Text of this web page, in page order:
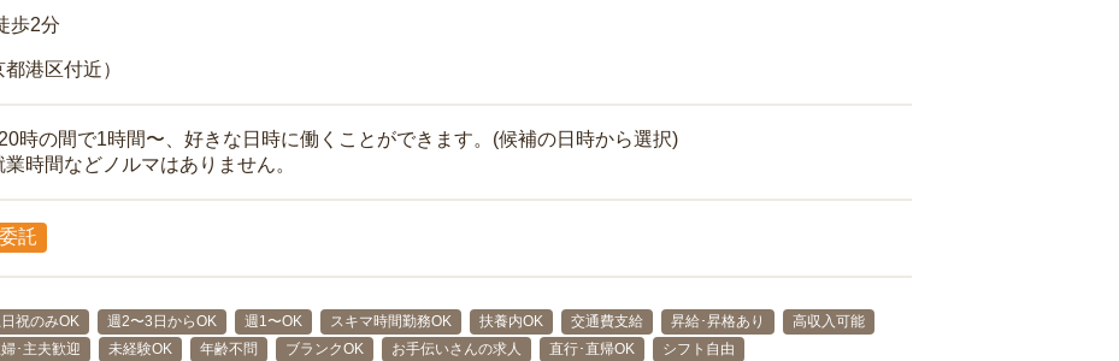
歩2分
都港区付近）
時の間で1時間〜、好きな日時に働くことができます。(候補の日時から選択)
業時間などノルマはありません。
託
祝のみOK 週2〜3日からOK 週1〜OK スキマ時間勤務OK 扶養内OK 交通費支給 昇給･昇格あり
高収入可能
･主夫歓迎
未経験OK 年齢不問 ブランクOK お手伝いさんの求人 直行･直帰OK シフト自由